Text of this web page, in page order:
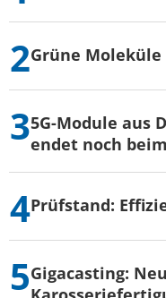
Grüne Moleküle
5G-Module aus
endet noch
Prüfstand:
Gigacasting: